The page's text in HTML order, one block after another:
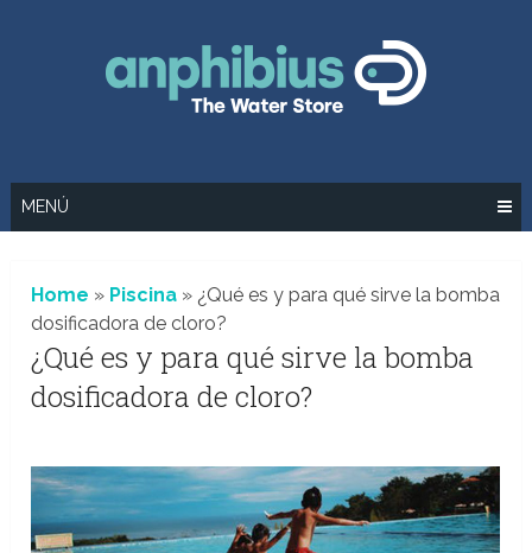
MENÚ
Home » Piscina » ¿Qué es y para qué sirve la bomba
dosificadora de cloro?
¿Qué es y para qué sirve la bomba
dosificadora de cloro?